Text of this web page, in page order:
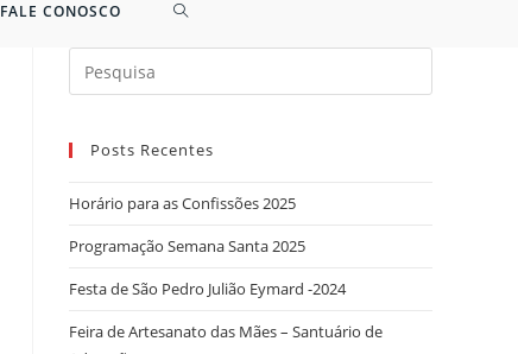
FALE CONOSCO
Search
for:
Posts Recentes
Horário para as Confissões 2025
Programação Semana Santa 2025
Festa de São Pedro Julião Eymard -2024
Feira de Artesanato das Mães – Santuário de